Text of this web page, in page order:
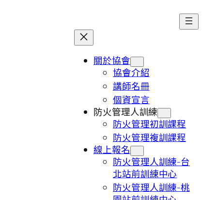
關於協會
協會介紹
講師名冊
個資宣言
防火管理人訓練
防火管理初訓課程
防火管理複訓課程
線上報名
防火管理人訓練-台
北站前訓練中心
防火管理人訓練-桃